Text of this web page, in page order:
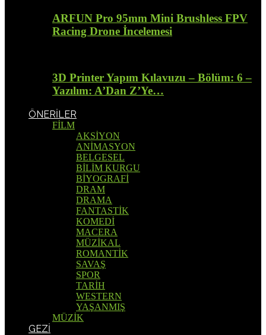
ARFUN Pro 95mm Mini Brushless FPV
Racing Drone İncelemesi
3D Printer Yapım Kılavuzu – Bölüm: 6 –
Yazılım: A’Dan Z’Ye…
ÖNERİLER
FİLM
AKSİYON
ANİMASYON
BELGESEL
BİLİM KURGU
BİYOGRAFİ
DRAM
DRAMA
FANTASTİK
KOMEDİ
MACERA
MÜZİKAL
ROMANTİK
SAVAŞ
SPOR
TARİH
WESTERN
YAŞANMIŞ
MÜZİK
GEZİ